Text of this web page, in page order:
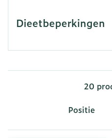
Dieetbeperkingen
20
Sorteer op: